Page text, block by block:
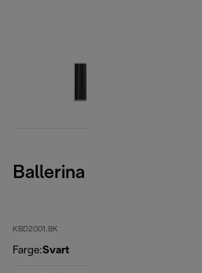
Ballerina Furnace Black
KBD2001.BK
Farge:Svart